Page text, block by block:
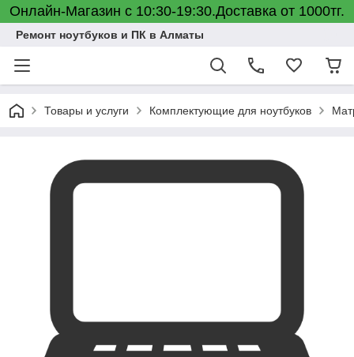
Онлайн-Магазин с 10:30-19:30.Доставка от 1000тг.
Ремонт ноутбуков и ПК в Алматы
Товары и услуги Комплектующие для ноутбуков